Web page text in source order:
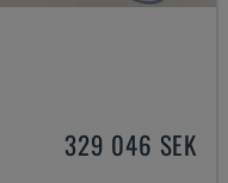
329 046 SEK